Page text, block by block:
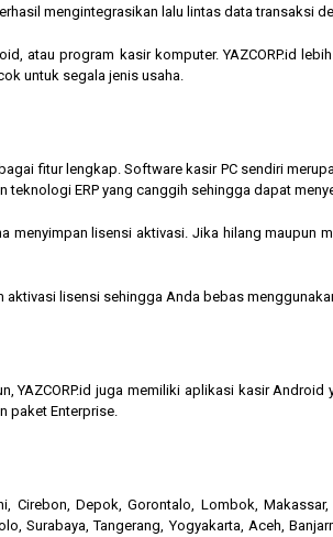
mengintegrasikan lalu lintas data transaksi
atau program kasir komputer. YAZCORP.id
untuk segala jenis usaha.
fitur lengkap. Software kasir PC sendiri
teknologi ERP yang canggih sehingga dapat
menyimpan lisensi aktivasi. Jika hilang
lisensi sehingga Anda bebas
YAZCORP.id juga memiliki aplikasi kasir
paket Enterprise.
Cirebon, Depok, Gorontalo, Lombok,
Surabaya, Tangerang, Yogyakarta, Aceh,